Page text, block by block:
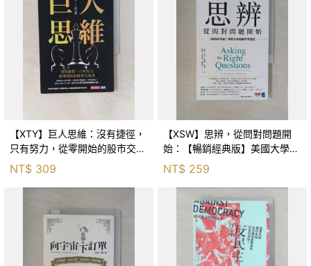
【XTY】巨人思維：沒有捷徑，
只有努力，從零開始的股市交易
員_巨人傑
NT$ 309
【XSW】思辨，從問對問題開
始：【暢銷經典版】美國大學邏
輯思考聖經_尼爾．布朗, 史都
華．基里, 羅耀宗, 蔡宏明, 黃賓
NT$ 259